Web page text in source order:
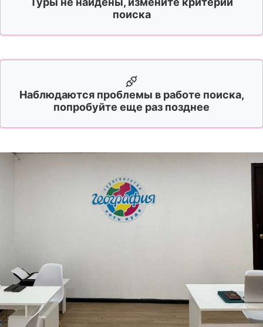
поиска
Наблюдаются проблемы в работе поиска,
попробуйте еще раз позднее